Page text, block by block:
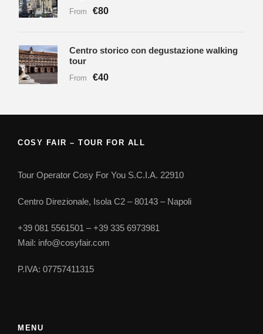
From €80
Centro storico con degustazione walking
tour
From €40
COSY FAIR – TOUR FOR ALL
Tour Operator Cosy For You S.C.I.A. 22910
Centro Direzionale, Isola C2 – 80143 – Napoli
+39 081 5561501 – +39 335 6973981
Mail: info@cosyfair.com
P.IVA: 07757411315
MENU